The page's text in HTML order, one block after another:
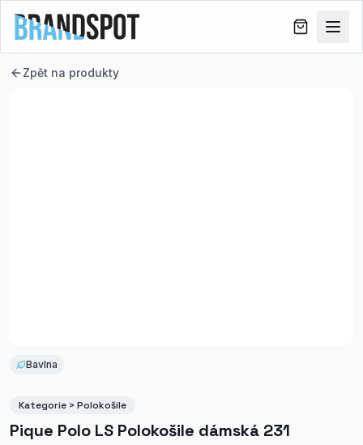
Zpět na produkty
Bavlna
Kategorie > Polokošile
Pique Polo LS Polokošile dámská 231